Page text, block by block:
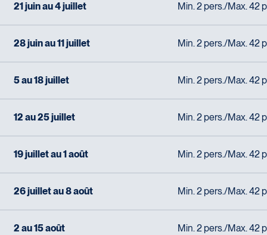
21 juin au 4 juillet Min. 2 pers./Max. 42
28 juin au 11 juillet Min. 2 pers./Max. 42
5 au 18 juillet Min. 2 pers./Max. 42
12 au 25 juillet Min. 2 pers./Max. 42
19 juillet au 1 août Min. 2 pers./Max. 42
26 juillet au 8 août Min. 2 pers./Max. 42
2 au 15 août Min. 2 pers./Max. 42